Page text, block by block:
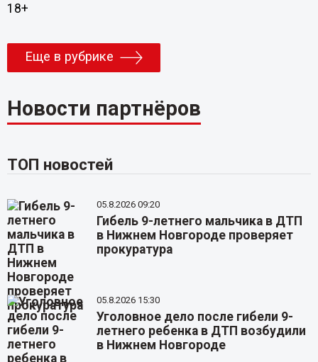
18+
Еще в рубрике
Новости партнёров
ТОП новостей
05.8.2026 09:20
Гибель 9-летнего мальчика в ДТП
в Нижнем Новгороде проверяет
прокуратура
05.8.2026 15:30
Уголовное дело после гибели 9-
летнего ребенка в ДТП возбудили
в Нижнем Новгороде